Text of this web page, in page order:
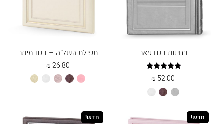
תחינות דגם פאר
דורג
5.00
מתוך 5
52.00
₪
אפורחום לבן
תפילת השל"ה – דגם מיתר
26.80
₪
ורודחום כספסף
לבן שמנת
חדש! חדש!